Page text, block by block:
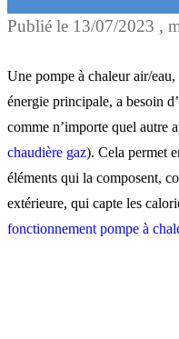
Ce
Une
La
Publié le 13/07/2023 ,
Une pompe à chaleur air/
énergie principale, a besoin
comme n’importe quel autre
chaudière gaz). Cela permet
éléments qui la composent,
extérieure, qui capte les
fonctionnement pompe à